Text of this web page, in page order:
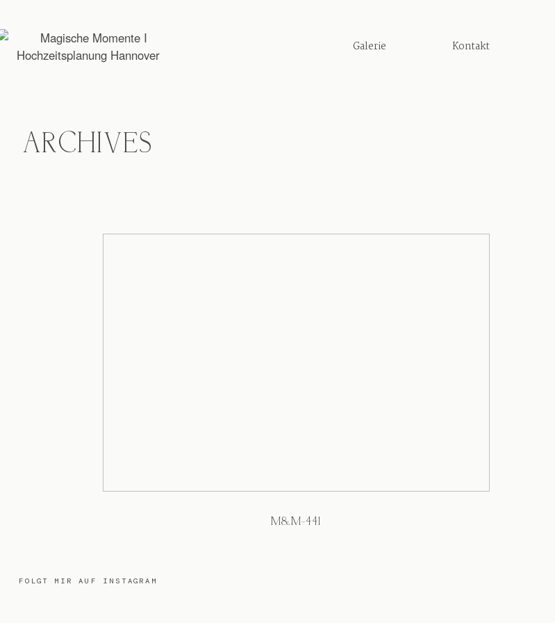
Galerie Kontakt
ARCHIVES
M&M-441
FOLGT MIR AUF INSTAGRAM